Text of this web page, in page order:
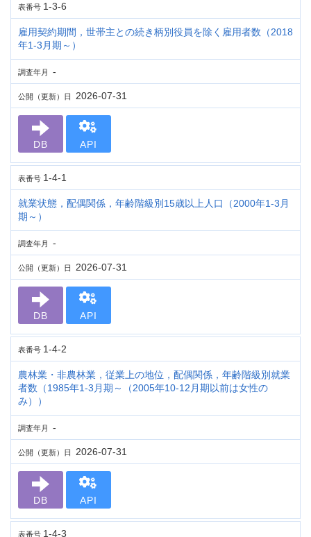
表番号 1-3-6
雇用契約期間，世帯主との続き柄別役員を除く雇用者数（2018
年1-3月期～）
調査年月 -
公開（更新）日 2026-07-31
DB API
表番号 1-4-1
就業状態，配偶関係，年齢階級別15歳以上人口（2000年1-3月
期～）
調査年月 -
公開（更新）日 2026-07-31
DB API
表番号 1-4-2
農林業・非農林業，従業上の地位，配偶関係，年齢階級別就業
者数（1985年1-3月期～（2005年10-12月期以前は女性の
み））
調査年月 -
公開（更新）日 2026-07-31
DB API
表番号 1-4-3